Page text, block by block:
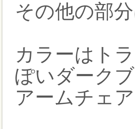
その他の部
カラーはト
ぽいダークブ
アームチェ